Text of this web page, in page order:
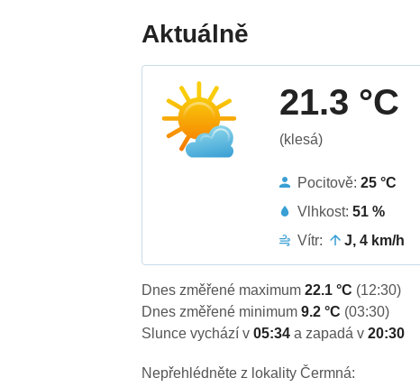
Aktuálně
21.3 °C
(klesá)
Pocitově:25 °C
Vlhkost:51 %
Vítr:
J, 4 km/h
Dnes změřené maximum22.1 °C (12:30)
Dnes změřené minimum9.2 °C (03:30)
Slunce vychází v05:34a zapadá v20:30
Nepřehlédněte z lokality Čermná: